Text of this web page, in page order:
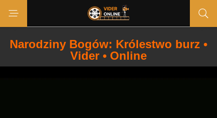
Narodziny Bogów: Królestwo burz •
Vider • Online